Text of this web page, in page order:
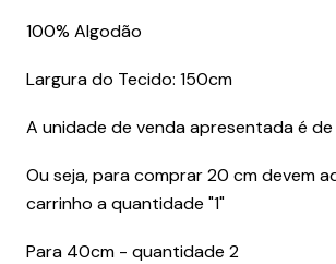
100% Algodão
Largura do Tecido: 150cm
A unidade de venda apresentada é de
Ou seja, para comprar 20 cm devem
carrinho a quantidade "1"
Para 40cm - quantidade 2